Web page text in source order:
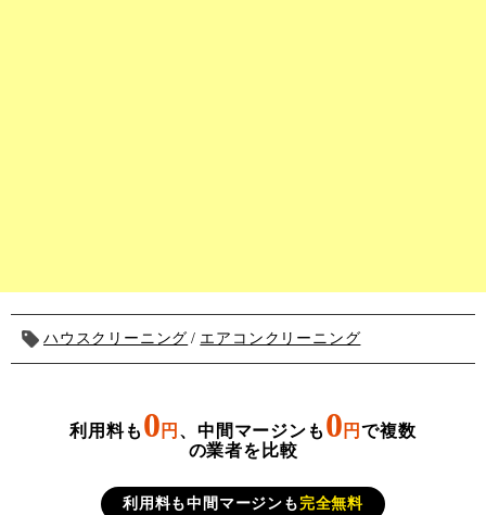
ハウスクリーニング エアコンクリーニング
利用料も 0 円 、中間マージンも 0 円で複数
の業者を比較
利用料も中間マージンも 完全無料